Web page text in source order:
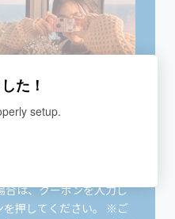
グコース
円が引き落としさ
は、クーポンを入力し
を押してください。 ※ご
た！
setup.